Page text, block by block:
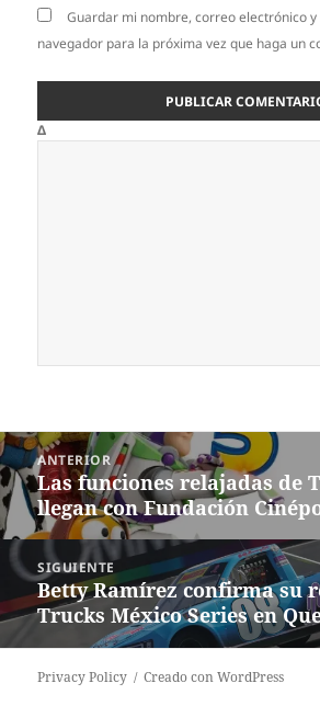
Guardar mi nombre, correo electrónico y
navegador para la próxima vez que haga un
Δ
Navegación
de
entradas
ANTERIOR
Entrada
anterior:
Las funciones relajadas de
llegan con Fundación
SIGUIENTE
Siguiente
entrada:
Betty Ramírez confirma su
Trucks México Series en
Privacy Policy Creado con WordPress